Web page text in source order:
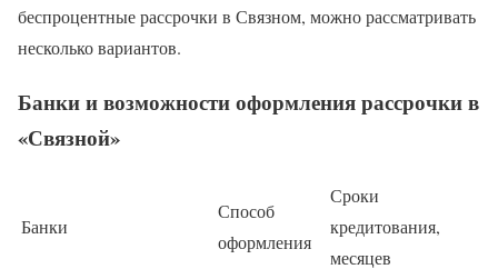
беспроцентные рассрочки в Связном, можно рассматривать
несколько вариантов.
Банки и возможности оформления рассрочки в
«Связной»
Банки
Способ
оформления
Сроки
кредитования,
месяцев